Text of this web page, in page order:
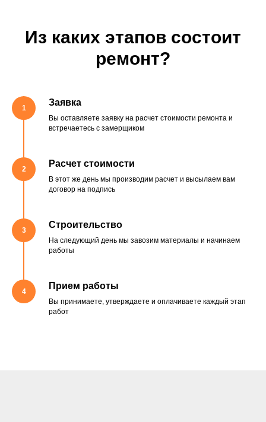
Из каких этапов состоит
ремонт?
Заявка
Вы оставляете заявку на расчет стоимости ремонта и
встречаетесь с замерщиком
Расчет стоимости
В этот же день мы производим расчет и высылаем вам
договор на подпись
Строительство
На следующий день мы завозим материалы и начинаем
работы
Прием работы
Вы принимаете, утверждаете и оплачиваете каждый этап
работ